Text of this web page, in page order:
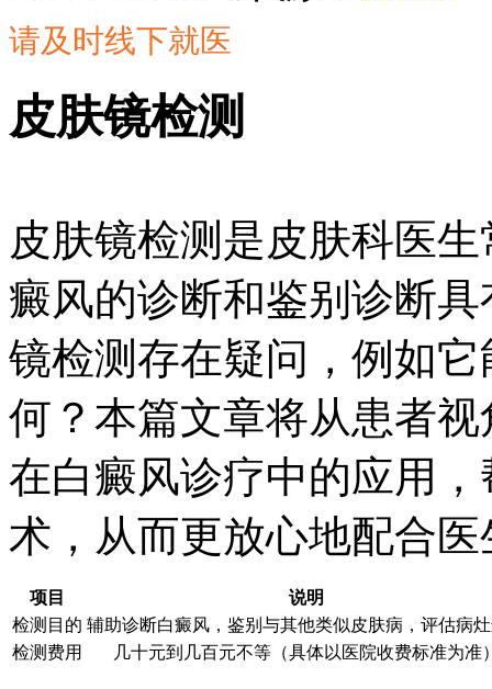
请及时线下就医
皮肤镜检测
皮肤镜检测是皮肤科医
癜风的诊断和鉴别诊断
镜检测存在疑问，例如
何？本篇文章将从患者
在白癜风诊疗中的应用
术，从而更放心地配合
项目
说明
检测目的 辅助诊断白癜风，鉴别与其他类似皮肤病，评估病
检测费用
几十元到几百元不等（具体以医院收费标准为准